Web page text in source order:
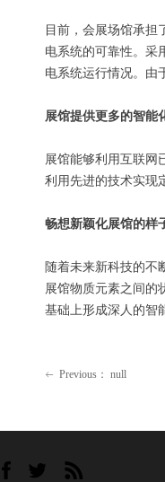
目前，会展场馆承担
电系统的可靠性。采
电系统运行情况。由
展馆提供更多的智能
展馆能够利用互联网
利用先进的技术实现
畅想新颖化展馆的样
随着未来新科技的不
展馆物质元素之间的
基础上形成深人的智
ꂃ Previous： null